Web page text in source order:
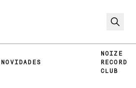
NOVIDADES
NOIZE
RECORD
CLUB